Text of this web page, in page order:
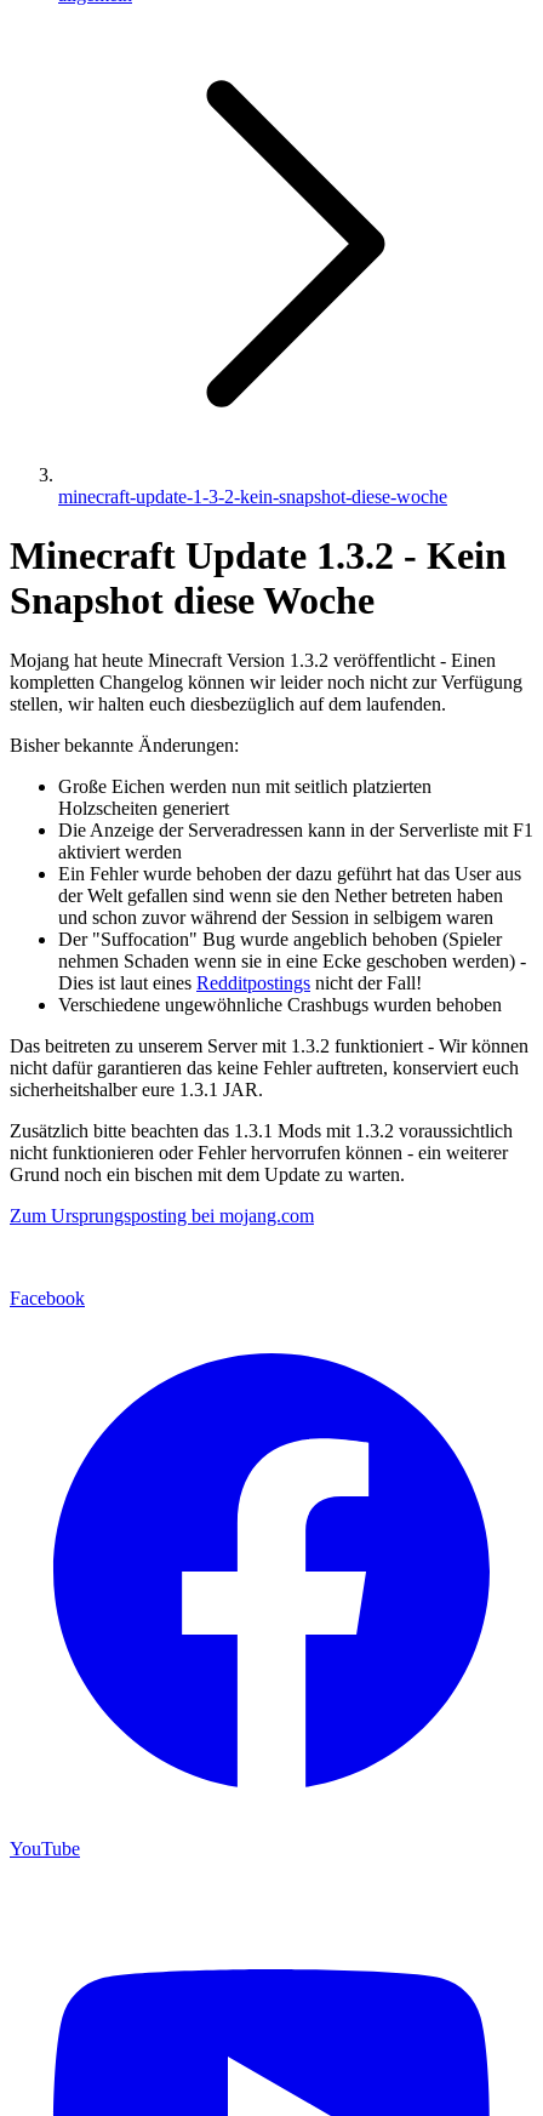
minecraft-update-1-3-2-kein-snapshot-diese-woche
Minecraft Update 1.3.2 - Kein
Snapshot diese Woche
Mojang hat heute Minecraft Version 1.3.2 veröffentlicht - Einen
kompletten Changelog können wir leider noch nicht zur Verfügung
stellen, wir halten euch diesbezüglich auf dem laufenden.
Bisher bekannte Änderungen:
Große Eichen werden nun mit seitlich platzierten
Holzscheiten generiert
Die Anzeige der Serveradressen kann in der Serverliste mit F1
aktiviert werden
Ein Fehler wurde behoben der dazu geführt hat das User aus
der Welt gefallen sind wenn sie den Nether betreten haben
und schon zuvor während der Session in selbigem waren
Der "Suffocation" Bug wurde angeblich behoben (Spieler
nehmen Schaden wenn sie in eine Ecke geschoben werden) -
Dies ist laut eines Redditpostings nicht der Fall!
Verschiedene ungewöhnliche Crashbugs wurden behoben
Das beitreten zu unserem Server mit 1.3.2 funktioniert - Wir können
nicht dafür garantieren das keine Fehler auftreten, konserviert euch
sicherheitshalber eure 1.3.1 JAR.
Zusätzlich bitte beachten das 1.3.1 Mods mit 1.3.2 voraussichtlich
nicht funktionieren oder Fehler hervorrufen können - ein weiterer
Grund noch ein bischen mit dem Update zu warten.
Zum Ursprungsposting bei mojang.com
Facebook
YouTube